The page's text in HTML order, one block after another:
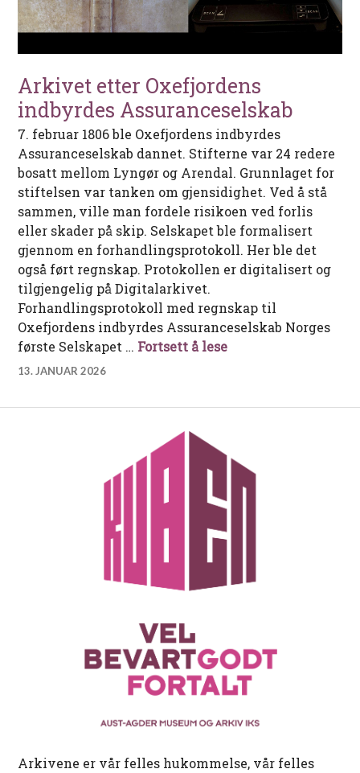
Arkivet etter Oxefjordens
indbyrdes Assuranceselskab
7. februar 1806 ble Oxefjordens indbyrdes
Assuranceselskab dannet. Stifterne var 24 redere
bosatt mellom Lyngør og Arendal. Grunnlaget for
stiftelsen var tanken om gjensidighet. Ved å stå
sammen, ville man fordele risikoen ved forlis
eller skader på skip. Selskapet ble formalisert
gjennom en forhandlingsprotokoll. Her ble det
også ført regnskap. Protokollen er digitalisert og
tilgjengelig på Digitalarkivet.
Forhandlingsprotokoll med regnskap til
Oxefjordens indbyrdes Assuranceselskab Norges
første Selskapet … Fortsett å leseArkivet etter
13. JANUAR 2026
Arkivene er vår felles hukommelse, vår felles